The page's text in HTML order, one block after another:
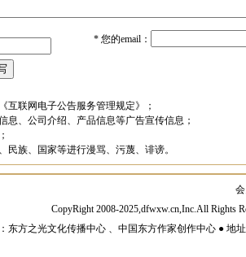
*您的email：
互联网电子公告服务管理规定》；
息、公司介绍、产品信息等广告宣传信息；
民族、国家等进行漫骂、污蔑、诽谤。
CopyRight 2008-2025,dfwxw.cn,Inc.All Rights
东方之光文化传播中心 、中国东方作家创作中心 ● 地